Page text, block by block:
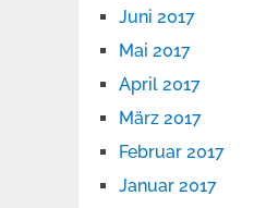
Juni 2017
Mai 2017
April 2017
März 2017
Februar 2017
Januar 2017